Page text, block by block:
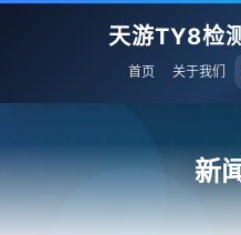
天游TY8检
首页 关于我们
新